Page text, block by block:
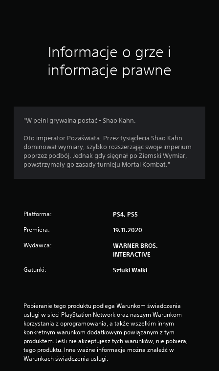
Informacje o grze i
informacje prawne
"W pełni grywalna postać - Shao Kahn.
Oto imperator Pozaświata. Przez tysiąclecia Shao Kahn
dominował wymiary, szybko rozszerzając swoje imperium
poprzez podbój. Jednak gdy sięgnął po Ziemski Wymiar,
powstrzymały go zasady turnieju Mortal Kombat."
Platforma: PS4, PS5
Premiera: 19.11.2020
Wydawca:
WARNER BROS.
INTERACTIVE
Gatunki: Sztuki Walki
Pobieranie tego produktu podlega Warunkom świadczenia
usługi w sieci PlayStation Network oraz naszym Warunkom
korzystania z oprogramowania, a także wszelkim innym
konkretnym warunkom dodatkowym powiązanym z tym
produktem. Jeśli nie akceptujesz tych warunków, nie pobieraj
tego produktu. Inne ważne informacje można znaleźć w
Warunkach świadczenia usługi.